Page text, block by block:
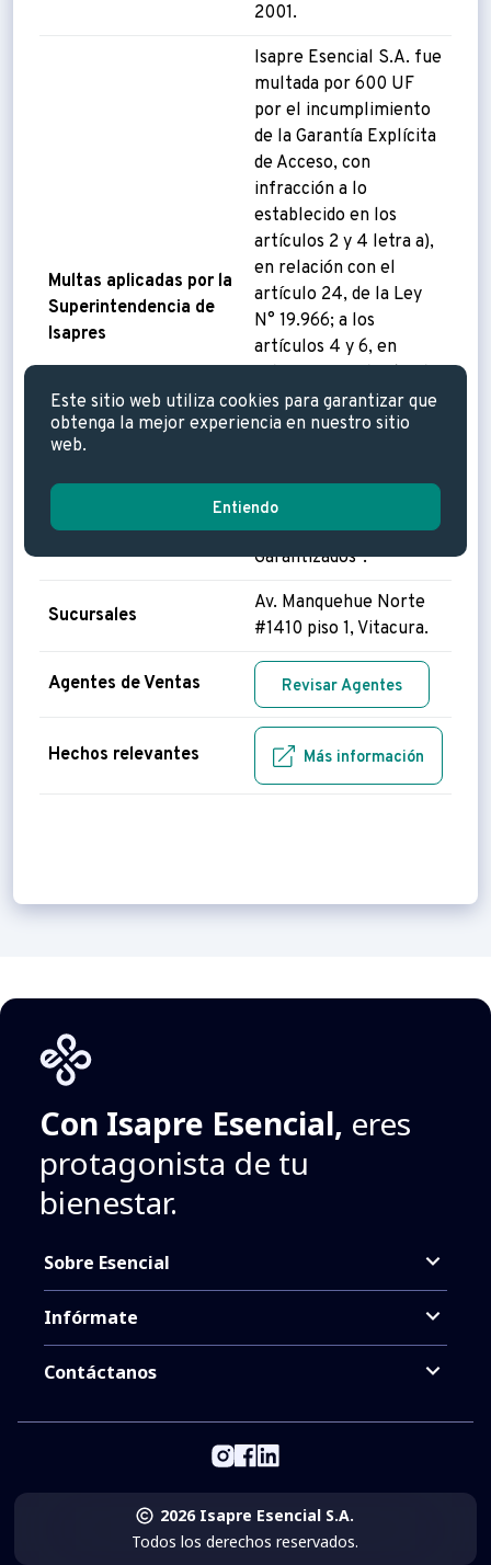
2001.
Multas aplicadas por la
Superintendencia de
Isapres
Isapre Esencial S.A. fue
multada por 600 UF
por el incumplimiento
de la Garantía Explícita
de Acceso, con
infracción a lo
establecido en los
artículos 2 y 4 letra a),
en relación con el
artículo 24, de la Ley
N° 19.966; a los
artículos 4 y 6, en
17, del Decreto
Supremo N°22, de
de Salud y Hacienda, y
al numeral 2.1
“Medicamentos
Garantizados”.
Sucursales
Av. Manquehue Norte
#1410 piso 1, Vitacura.
Agentes de Ventas Revisar Agentes
Hechos relevantes Más información
Con Isapre Esencial, eres
protagonista de tu
bienestar.
Sobre Esencial
Infórmate
Contáctanos
2026 Isapre Esencial S.A.
Todos los derechos reservados.
Este sitio web utiliza cookies para garantizar que
obtenga la mejor experiencia en nuestro sitio
web.
Entiendo